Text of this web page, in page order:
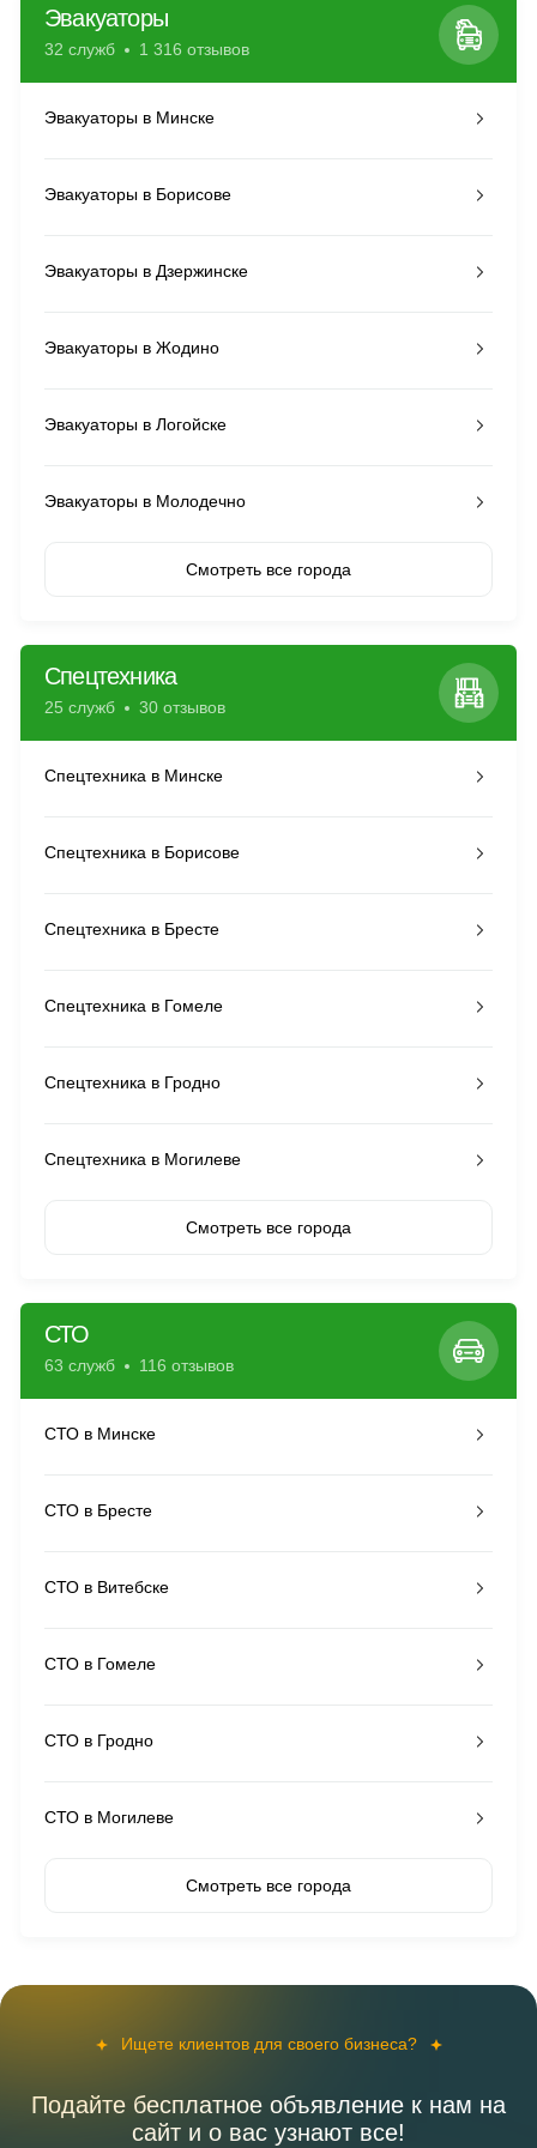
Эвакуаторы
32 служб 1 316 отзывов
Эвакуаторы в Минске
Эвакуаторы в Борисове
Эвакуаторы в Дзержинске
Эвакуаторы в Жодино
Эвакуаторы в Логойске
Эвакуаторы в Молодечно
Смотреть все города
Спецтехника
25 служб 30 отзывов
Спецтехника в Минске
Спецтехника в Борисове
Спецтехника в Бресте
Спецтехника в Гомеле
Спецтехника в Гродно
Спецтехника в Могилеве
Смотреть все города
СТО
63 служб 116 отзывов
СТО в Минске
СТО в Бресте
СТО в Витебске
СТО в Гомеле
СТО в Гродно
СТО в Могилеве
Смотреть все города
Ищете клиентов для своего бизнеса?
Подайте бесплатное объявление к нам на
сайт и о вас узнают все!